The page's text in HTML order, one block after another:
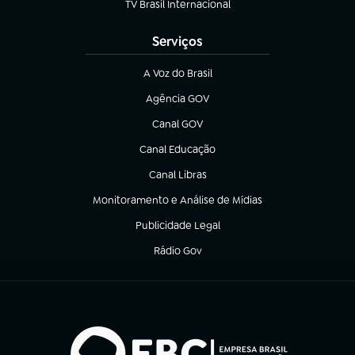
TV Brasil Internacional
(abre em nova aba)
Serviços
A Voz do Brasil
(abre em nova aba)
Agência GOV
(abre em nova aba)
Canal GOV
(abre em nova aba)
Canal Educação
(abre em nova aba)
Canal Libras
(abre em nova aba)
Monitoramento e Análise de Mídias
(abre em nova aba)
Publicidade Legal
(abre em nova aba)
Rádio Gov
(abre em nova aba)